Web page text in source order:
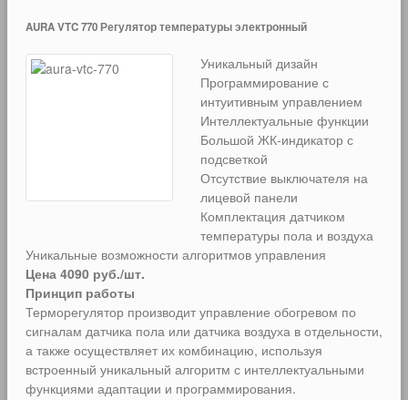
AURA VTC 770 Регулятор температуры электронный
Уникальный дизайн
Программирование с
интуитивным управлением
Интеллектуальные функции
Большой ЖК-индикатор с
подсветкой
Отсутствие выключателя на
лицевой панели
Комплектация датчиком
температуры пола и воздуха
Уникальные возможности алгоритмов управления
Цена 4090 руб./шт.
Принцип работы
Терморегулятор производит управление обогревом по
сигналам датчика пола или датчика воздуха в отдельности,
а также осуществляет их комбинацию, используя
встроенный уникальный алгоритм с интеллектуальными
функциями адаптации и программирования.